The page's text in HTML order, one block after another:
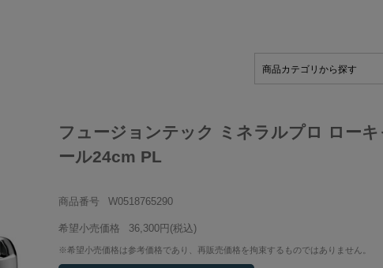
商品カテゴリから探す
フュージョンテック ミネラルプロ ローキ
ール24cm PL
商品番号 W0518765290
希望小売価格 36,300円 (税込)
※希望小売価格は参考価格であり、再販売価格を拘束するものではありません。